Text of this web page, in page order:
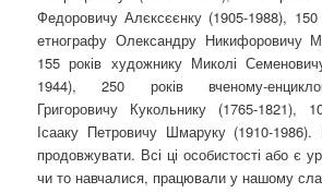
Федоровичу Алєксєєнку (1905-1988), 150
етнографу Олександру Никифоровичу
155 років художнику Миколі
1944), 250 років вченому-
Григоровичу Кукольнику (1765-1821),
Ісааку Петровичу Шмаруку (1910-
продовжувати. Всі ці особистості або є
чи то навчалися, працювали у нашому